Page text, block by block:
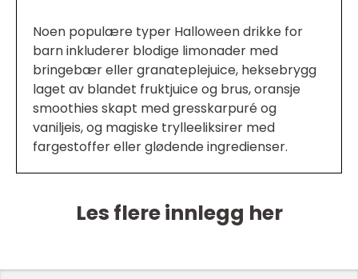
Noen populære typer Halloween drikke for
barn inkluderer blodige limonader med
bringebær eller granateplejuice, heksebrygg
laget av blandet fruktjuice og brus, oransje
smoothies skapt med gresskarpuré og
vaniljeis, og magiske trylleeliksirer med
fargestoffer eller glødende ingredienser.
Les flere innlegg her